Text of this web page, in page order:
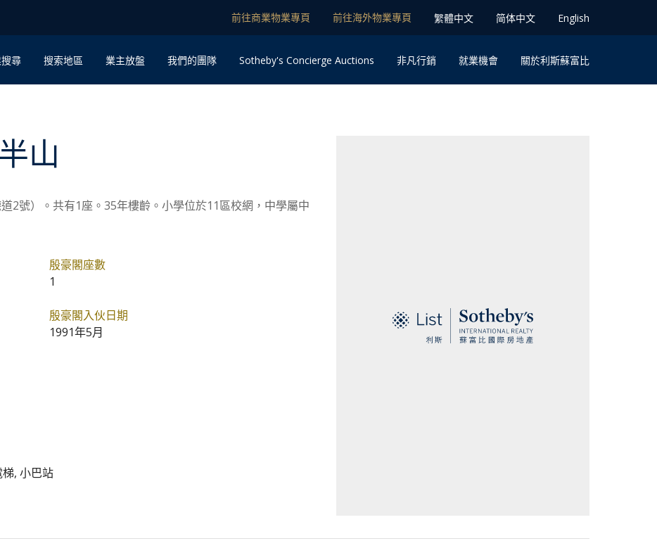
前往商業物業專頁 前往海外物業專⾴ 䌓體中文 简体中⽂ English
尋 搜索地區 業主放盤 我們的團隊 Sotheby's Concierge Auctions ⾮凡⾏銷 就業機會 關於利斯蘇富比
山
2號）。共有1座。35年樓齡。小學位於11區校網，中學屬中
殷豪閣座數
1
殷豪閣入伙日期
1991年5月
, 小巴站